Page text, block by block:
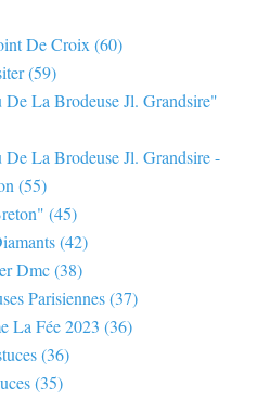
De Croix (60)
(59)
La Brodeuse Jl. Grandsire"
La Brodeuse Jl. Grandsire -
(55)
(45)
(42)
Dmc(38)
Parisiennes(37)
La Fée 2023 (36)
(36)
(35)